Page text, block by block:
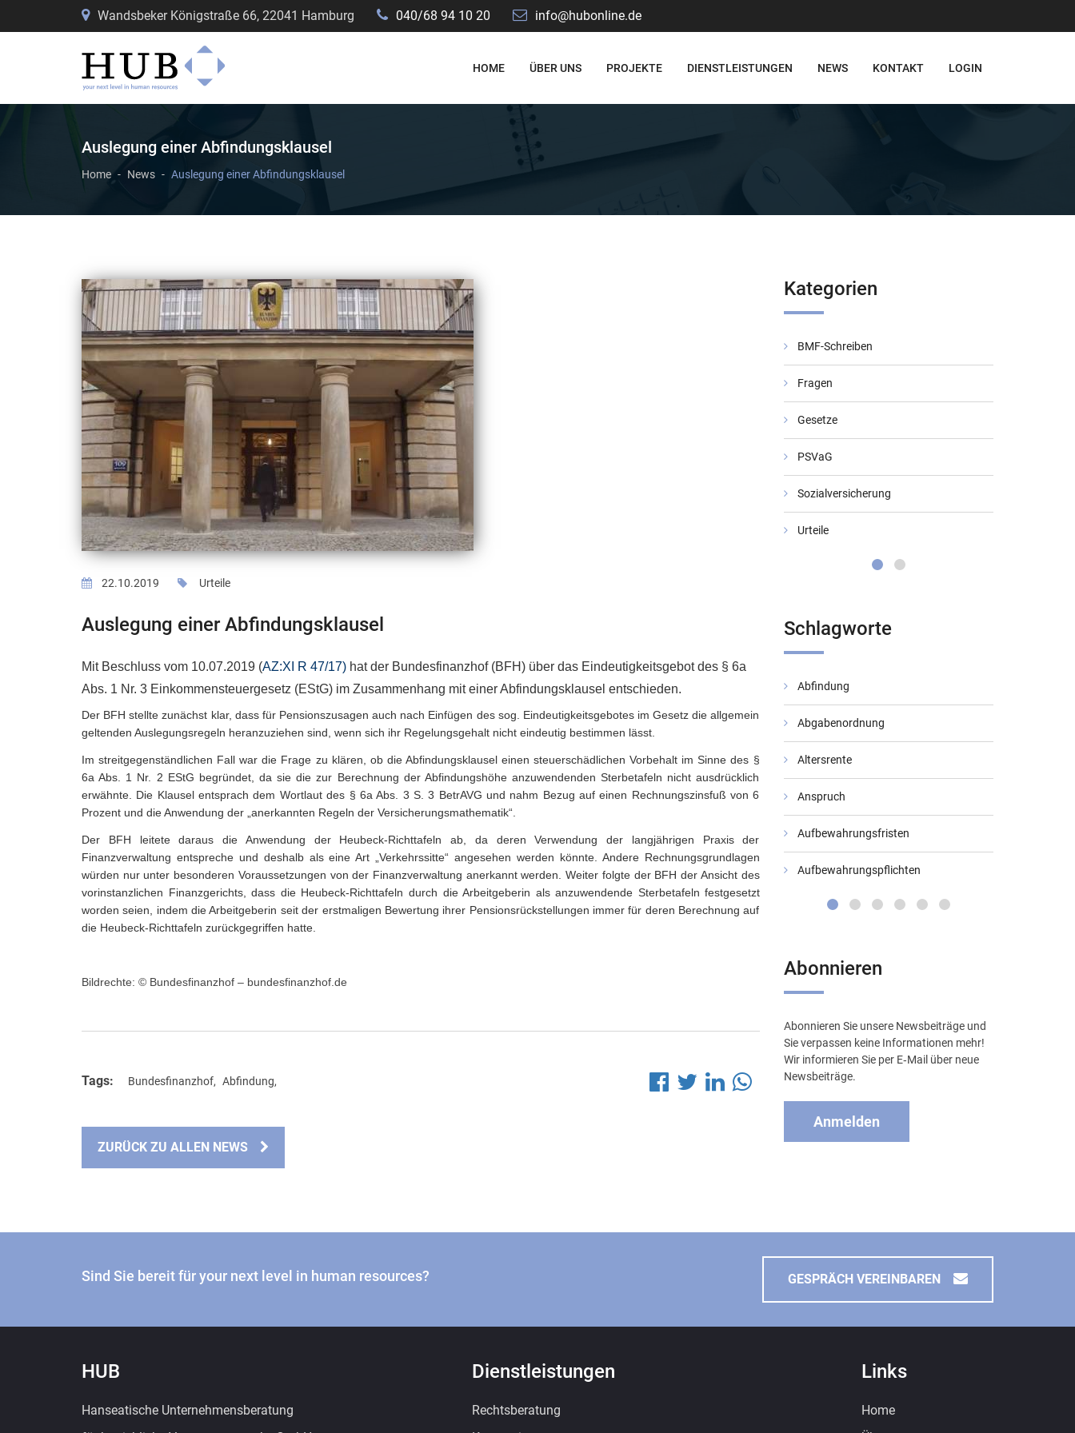
Wandsbeker Königstraße 66, 22041 Hamburg 040/68 94 10 20 info@hubonline.de
HOME ÜBER UNS PROJEKTE DIENSTLEISTUNGEN NEWS KONTAKT LOGIN
Auslegung einer Abfindungsklausel
Home News Auslegung einer Abfindungsklausel
22.10.2019 Urteile
Auslegung einer Abfindungsklausel
Mit Beschluss vom 10.07.2019 (AZ:XI R 47/17) hat der Bundesfinanzhof (BFH) über das Eindeutigkeitsgebot des § 6a
Abs. 1 Nr. 3 Einkommensteuergesetz (EStG) im Zusammenhang mit einer Abfindungsklausel entschieden.
Der BFH stellte zunächst klar, dass für Pensionszusagen auch nach Einfügen des sog. Eindeutigkeitsgebotes im Gesetz die allgemein
geltenden Auslegungsregeln heranzuziehen sind, wenn sich ihr Regelungsgehalt nicht eindeutig bestimmen lässt.
Im streitgegenständlichen Fall war die Frage zu klären, ob die Abfindungsklausel einen steuerschädlichen Vorbehalt im Sinne des §
6a Abs. 1 Nr. 2 EStG begründet, da sie die zur Berechnung der Abfindungshöhe anzuwendenden Sterbetafeln nicht ausdrücklich
erwähnte. Die Klausel entsprach dem Wortlaut des § 6a Abs. 3 S. 3 BetrAVG und nahm Bezug auf einen Rechnungszinsfuß von 6
Prozent und die Anwendung der „anerkannten Regeln der Versicherungsmathematik“.
Der BFH leitete daraus die Anwendung der Heubeck-Richttafeln ab, da deren Verwendung der langjährigen Praxis der
Finanzverwaltung entspreche und deshalb als eine Art „Verkehrssitte“ angesehen werden könnte. Andere Rechnungsgrundlagen
würden nur unter besonderen Voraussetzungen von der Finanzverwaltung anerkannt werden. Weiter folgte der BFH der Ansicht des
vorinstanzlichen Finanzgerichts, dass die Heubeck-Richttafeln durch die Arbeitgeberin als anzuwendende Sterbetafeln festgesetzt
worden seien, indem die Arbeitgeberin seit der erstmaligen Bewertung ihrer Pensionsrückstellungen immer für deren Berechnung auf
die Heubeck-Richttafeln zurückgegriffen hatte.
Bildrechte: © Bundesfinanzhof – bundesfinanzhof.de
Tags: Bundesfinanzhof, Abfindung,
ZURÜCK ZU ALLEN NEWS
Kategorien
BMF-Schreiben
Fragen
Gesetze
PSVaG
Sozialversicherung
Urteile
Schlagworte
Abfindung
Abgabenordnung
Altersrente
Anspruch
Aufbewahrungsfristen
Aufbewahrungspflichten
Abonnieren
Abonnieren Sie unsere Newsbeiträge und
Sie verpassen keine Informationen mehr!
Wir informieren Sie per E‑Mail über neue
Newsbeiträge.
Anmelden
Sind Sie bereit für your next level in human resources? GESPRÄCH VEREINBAREN
HUB
Hanseatische Unternehmensberatung
Dienstleistungen
Rechtsberatung
Links
Home